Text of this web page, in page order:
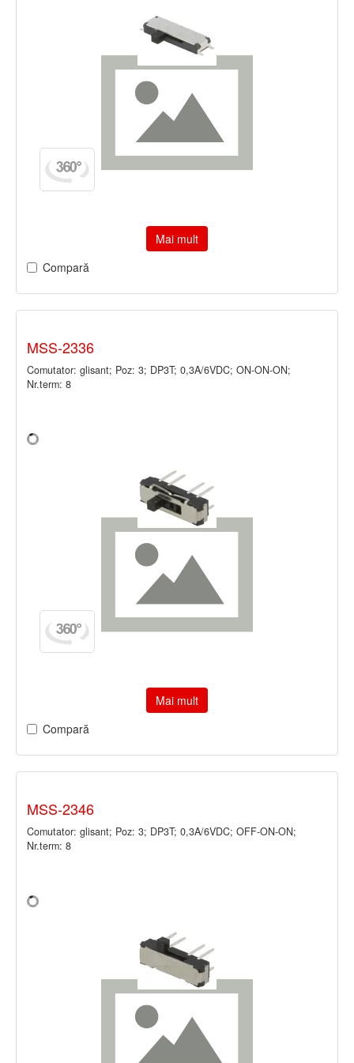
Mai mult
Compară
MSS-2336
Comutator: glisant; Poz: 3; DP3T; 0,3A/6VDC; ON-ON-ON;
Nr.term: 8
Mai mult
Compară
MSS-2346
Comutator: glisant; Poz: 3; DP3T; 0,3A/6VDC; OFF-ON-ON;
Nr.term: 8